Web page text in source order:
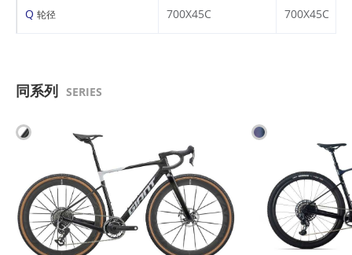
Q 轮径 700X45C 700X45C
同系列 SERIES